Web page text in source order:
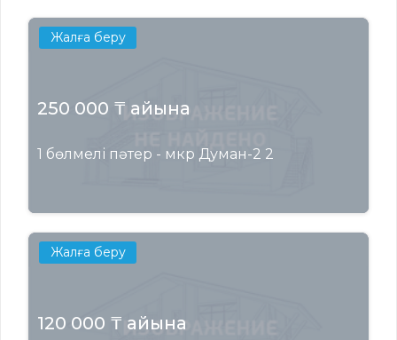
Жалға беру
250 000 ₸ айына
1 бөлмелі пәтер - мкр Думан-2 2
Жалға беру
120 000 ₸ айына